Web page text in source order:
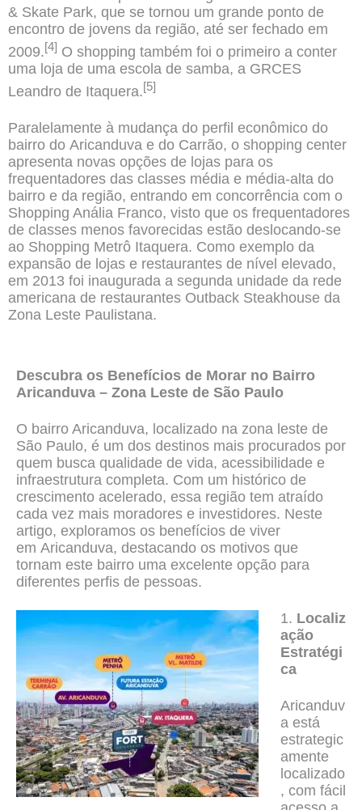
& Skate Park, que se tornou um grande ponto de
encontro de jovens da região, até ser fechado em
2009.[4] O shopping também foi o primeiro a conter
uma loja de uma escola de samba, a GRCES
Leandro de Itaquera.[5]
Paralelamente à mudança do perfil econômico do
bairro do Aricanduva e do Carrão, o shopping center
apresenta novas opções de lojas para os
frequentadores das classes média e média-alta do
bairro e da região, entrando em concorrência com o
Shopping Anália Franco, visto que os frequentadores
de classes menos favorecidas estão deslocando-se
ao Shopping Metrô Itaquera. Como exemplo da
expansão de lojas e restaurantes de nível elevado,
em 2013 foi inaugurada a segunda unidade da rede
americana de restaurantes Outback Steakhouse da
Zona Leste Paulistana.
Descubra os Benefícios de Morar no Bairro
Aricanduva – Zona Leste de São Paulo
O bairro Aricanduva, localizado na zona leste de
São Paulo, é um dos destinos mais procurados por
quem busca qualidade de vida, acessibilidade e
infraestrutura completa. Com um histórico de
crescimento acelerado, essa região tem atraído
cada vez mais moradores e investidores. Neste
artigo, exploramos os benefícios de viver
em Aricanduva, destacando os motivos que
tornam este bairro uma excelente opção para
diferentes perfis de pessoas.
1. Localiz
ação
Estratégi
ca
Aricanduv
a está
estrategic
amente
localizado
, com fácil